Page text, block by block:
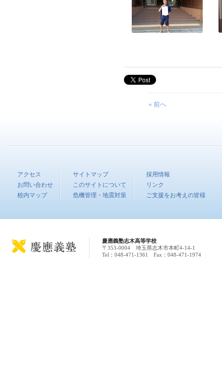
« 前へ
アクセス
お問い合わせ
校内マップ
サイトマップ
このサイトについて
危機管理・地震対策
採用情報
リンク
ご支援をお考えの皆様
慶應義塾志木高等学校
〒353-0004 埼玉県志木市本町4-14-1
Tel：048-471-1361 Fax：048-471-1974